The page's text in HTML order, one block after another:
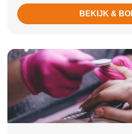
BEKIJK &